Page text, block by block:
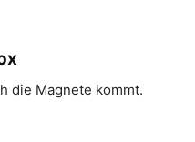
die Magnete kommt.